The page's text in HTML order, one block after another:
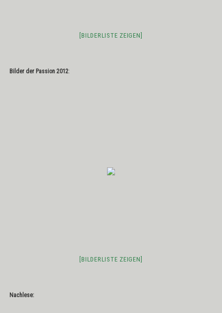
[BILDERLISTE ZEIGEN]
Bilder der Passion 2012:
[BILDERLISTE ZEIGEN]
Nachlese: